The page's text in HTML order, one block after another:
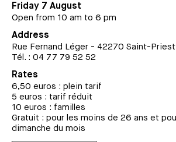
Friday 7 August
Open from 10 am to 6 pm
Address
Rue Fernand Léger - 42270 Saint-
Tél. : 04 77 79 52 52
Rates
6,50 euros : plein tarif
5 euros : tarif réduit
10 euros : familles
Gratuit : pour les moins de 26 ans et
dimanche du mois